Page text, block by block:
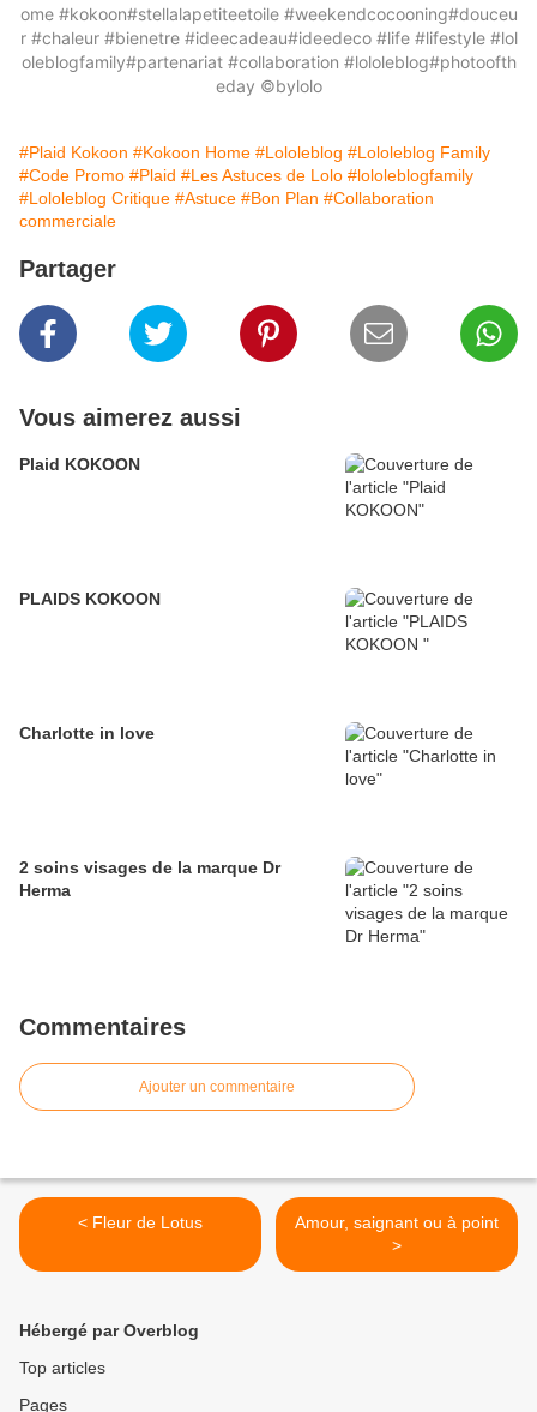
ome #kokoon#stellalapetiteetoile #weekendcocooning#douceu
r #chaleur #bienetre #ideecadeau#ideedeco #life #lifestyle #lol
oleblogfamily#partenariat #collaboration #lololeblog#photoofth
eday ©️bylolo
#Plaid Kokoon #Kokoon Home #Lololeblog #Lololeblog Family
#Code Promo #Plaid #Les Astuces de Lolo #lololeblogfamily
#Lololeblog Critique #Astuce #Bon Plan #Collaboration
commerciale
Partager
Vous aimerez aussi
Plaid KOKOON
PLAIDS KOKOON
Charlotte in love
2 soins visages de la marque Dr
Herma
Commentaires
Ajouter un commentaire
< Fleur de Lotus
Amour, saignant ou à point
>
Hébergé par Overblog
Top articles
Pages